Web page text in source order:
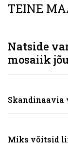
TEINE
Natside
mosaiik
Skandinaavia
Miks võitsid